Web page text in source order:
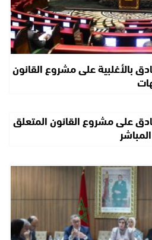
بالأغلبية على مشروع القانون
على مشروع القانون المتعلق